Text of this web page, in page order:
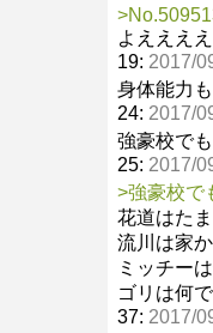
よえええ
19: 2017/
身体能力
24: 2017/
強豪校で
25: 2017/
>強豪校で
花道はた
流川は家
ミッチー
ゴリは何
37: 2017/